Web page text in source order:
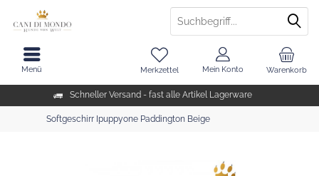
Schneller Versand - fast alle Artikel Lagerware
Warenkorb
Merkzettel Mein Konto
Menü
Softgeschirr Ipuppyone Paddington Beige